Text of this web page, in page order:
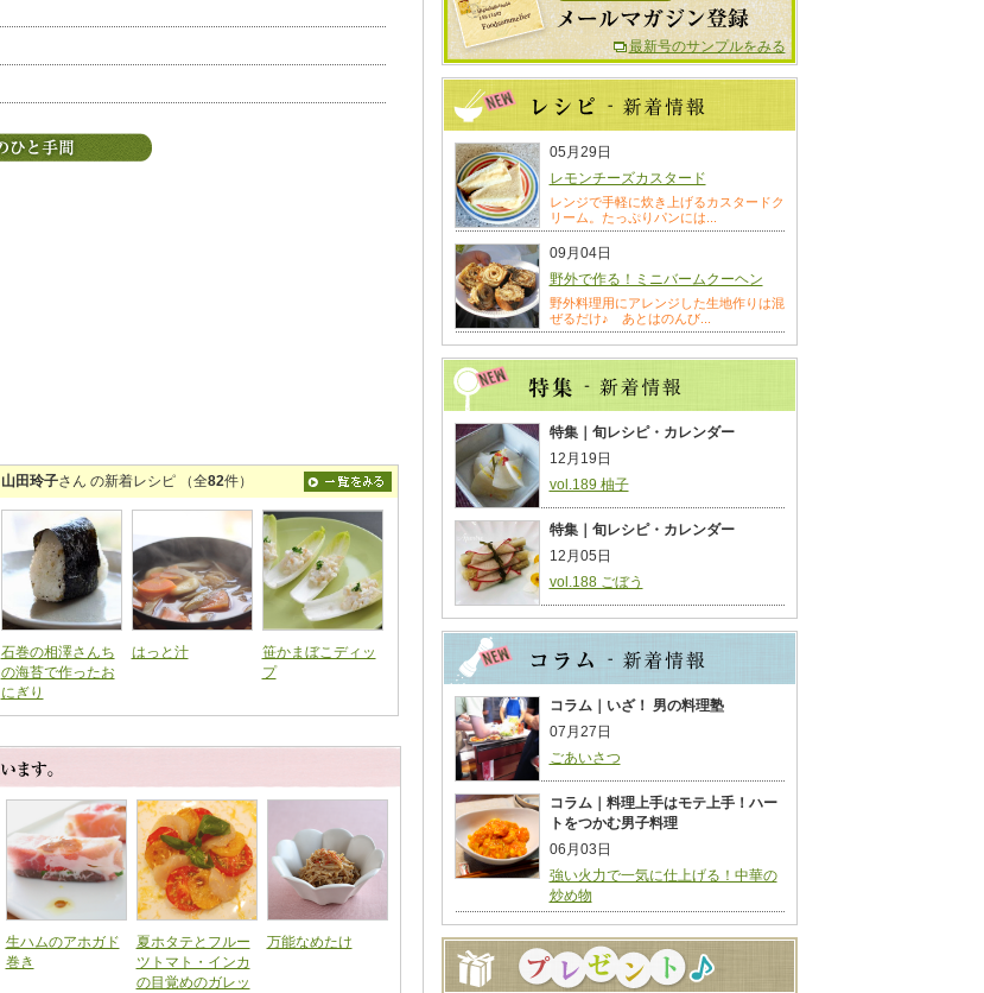
山田玲子さん の新着レシピ （全82件）
石巻の相澤さんち
の海苔で作ったお
にぎり
はっと汁
笹かまぼこディッ
プ
生ハムのアホガド
巻き
夏ホタテとフルー
ツトマト・インカ
の目覚めのガレッ
万能なめたけ
最新号のサンプルをみる
05月29日
レモンチーズカスタード
レンジで手軽に炊き上げるカスタードク
リーム。たっぷりパンには...
09月04日
野外で作る！ミニバームクーヘン
野外料理用にアレンジした生地作りは混
ぜるだけ♪ あとはのんび...
特集｜旬レシピ・カレンダー
12月19日
vol.189 柚子
特集｜旬レシピ・カレンダー
12月05日
vol.188 ごぼう
コラム｜いざ！ 男の料理塾
07月27日
ごあいさつ
コラム｜料理上手はモテ上手！ハー
トをつかむ男子料理
06月03日
強い火力で一気に仕上げる！中華の
炒め物